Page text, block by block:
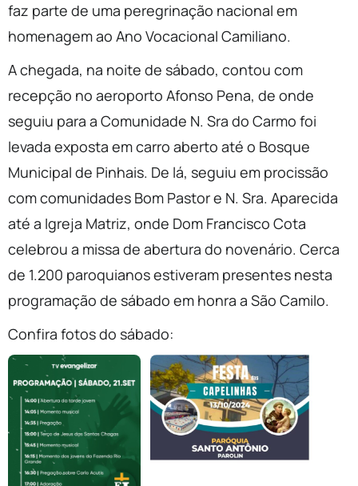
faz parte de uma peregrinação nacional em
homenagem ao Ano Vocacional Camiliano.
A chegada, na noite de sábado, contou com
recepção no aeroporto Afonso Pena, de onde
seguiu para a Comunidade N. Sra do Carmo foi
levada exposta em carro aberto até o Bosque
Municipal de Pinhais. De lá, seguiu em procissão
com comunidades Bom Pastor e N. Sra. Aparecida
até a Igreja Matriz, onde Dom Francisco Cota
celebrou a missa de abertura do novenário. Cerca
de 1.200 paroquianos estiveram presentes nesta
programação de sábado em honra a São Camilo.
Confira fotos do sábado: